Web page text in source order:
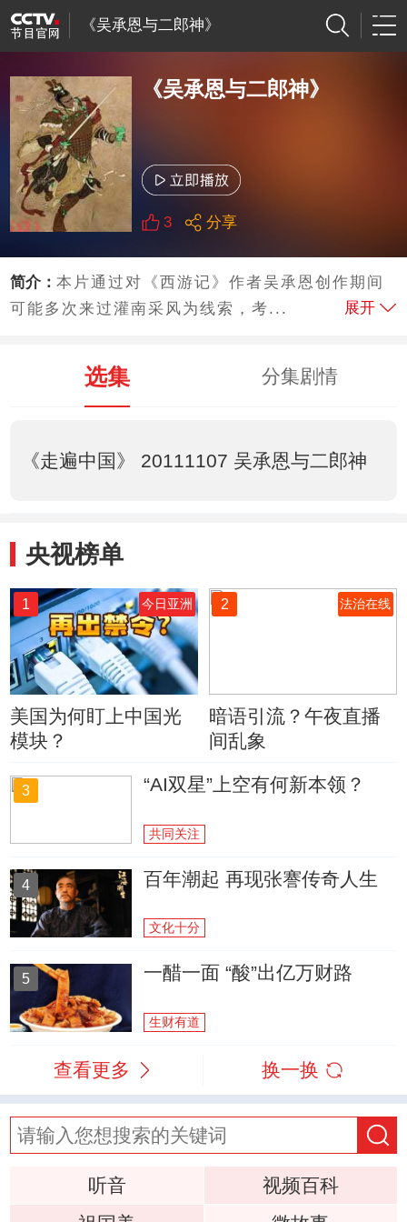
《吴承恩与二郎神》
《吴承恩与二郎神》
3 分享
简介：本片通过对《西游记》作者吴承恩创作期间
可能多次来过灌南采风为线索，考...
展开
选集 分集剧情
《走遍中国》 20111107 吴承恩与二郎神
央视榜单
1 今日亚洲
美国为何盯上中国光
模块？
2 法治在线
暗语引流？午夜直播
间乱象
3 “AI双星”上空有何新本领？
共同关注
4 百年潮起 再现张謇传奇人生
文化十分
5 一醋一面 “酸”出亿万财路
生财有道
查看更多 换一换
听音
视频百科